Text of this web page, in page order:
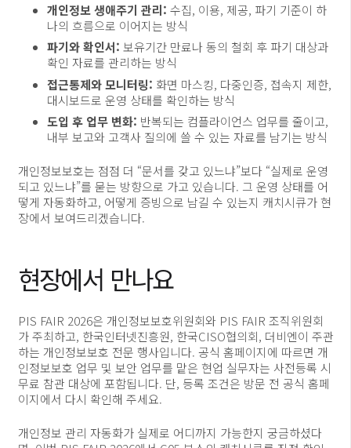
개인정보 생애주기 관리: 수집, 이용, 제공, 파기 기준이 하
나의 흐름으로 이어지는 방식
파기와 확인서: 보유기간 만료나 동의 철회 후 파기 대상과
확인 자료를 관리하는 방식
접근통제와 모니터링: 화면 마스킹, 다중인증, 접속지 제한,
대시보드로 운영 상태를 확인하는 방식
도입 후 업무 변화: 반복되는 컴플라이언스 업무를 줄이고,
내부 보고와 고객사 질의에 쓸 수 있는 자료를 남기는 방식
개인정보보호는 점점 더 “문서를 갖고 있느냐”보다 “실제로 운영
되고 있느냐”를 묻는 방향으로 가고 있습니다. 그 운영 상태를 어
떻게 자동화하고, 어떻게 증빙으로 남길 수 있는지 캐치시큐가 현
장에서 보여드리겠습니다.
현장에서 만나요
PIS FAIR 2026은 개인정보보호위원회와 PIS FAIR 조직위원회
가 주최하고, 한국인터넷진흥원, 한국CISO협의회, 더비엔이 주관
하는 개인정보보호 전문 행사입니다. 공식 홈페이지에 따르면 개
인정보보호 업무 및 보안 업무를 맡은 현업 실무자는 사전등록 시
무료 참관 대상에 포함됩니다. 단, 등록 조건은 방문 전 공식 홈페
이지에서 다시 확인해 주세요.
개인정보 관리 자동화가 실제로 어디까지 가능한지 궁금하셨다